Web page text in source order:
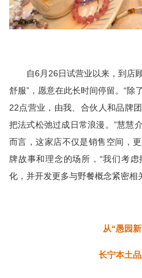
自6月26日试营业以来，到店
舒服”，愿意在此长时间停留。“除
22点营业，由我、合伙人和品牌
把法式松弛过成日常浪漫。”慧慧
而言，这家店不仅是销售空间，
牌故事和理念的场所，“我们考
化，并开发更多与野餐概念紧密相
从“愚园
长宁本土